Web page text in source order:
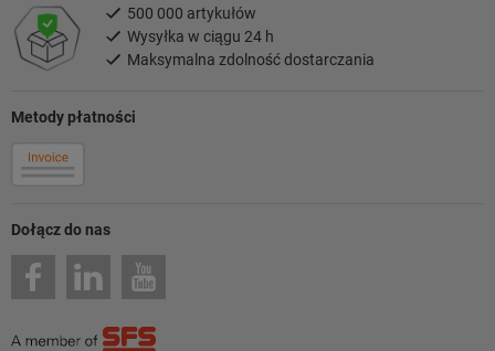
Dołącz do nas
Metody płatności
500 000 artykułów
Wysyłka w ciągu 24 h
Maksymalna zdolność dostarczania